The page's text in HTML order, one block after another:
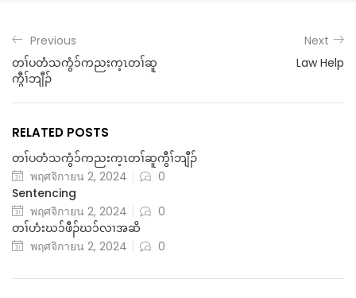
Previous
တၢ်ပတံသကွံ၁်ကညးက့ၤတၢ်ဆူ
ကွီၢ်ဘျီၣ်
Next
Law Help
RELATED POSTS
တၢ်ပတံသကွံ၁်ကညးက့ၤတၢ်ဆူကွီၢ်ဘျီၣ်
พฤศจิกายน 2, 2024
0
Sentencing
พฤศจิกายน 2, 2024
0
တၢ်ဟံးဃ၁်ဖီၣ်ဃ၁်လၢအဆိ
พฤศจิกายน 2, 2024
0